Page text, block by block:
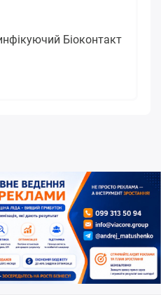
Біоконтакт